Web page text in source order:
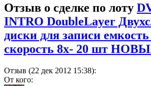
Отзыв о сделке по лоту
INTRO DoubleLayer
диски для записи
скорость 8х- 20 шт
Отзыв (22 дек 2012 15:38):
От кого: